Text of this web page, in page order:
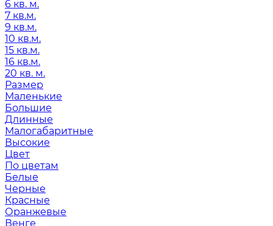
6 кв. м.
7 кв.м.
9 кв.м.
10 кв.м.
15 кв.м.
16 кв.м.
20 кв. м.
Размер
Маленькие
Большие
Длинные
Малогабаритные
Высокие
Цвет
По цветам
Белые
Черные
Красные
Оранжевые
Венге